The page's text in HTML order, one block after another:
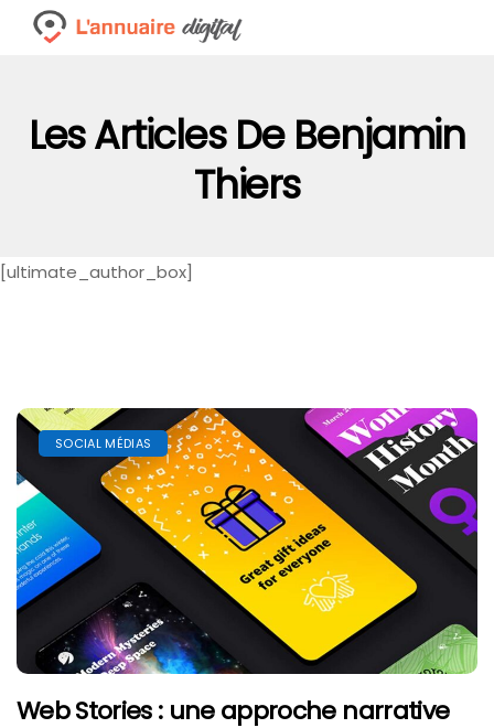
Les Articles De Benjamin
Thiers
[ultimate_author_box]
SOCIAL MÉDIAS
Web Stories : une approche narrative